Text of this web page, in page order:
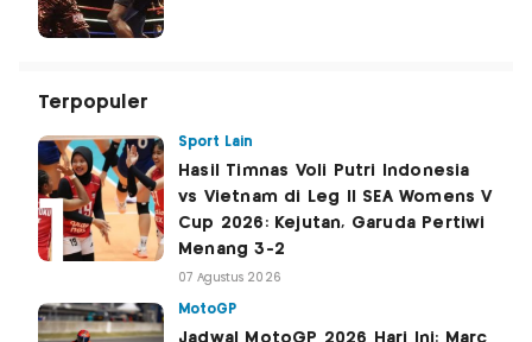
Terpopuler
Sport Lain
Hasil Timnas Voli Putri Indonesia
vs Vietnam di Leg II SEA Womens V
Cup 2026: Kejutan, Garuda Pertiwi
Menang 3-2
07 Agustus 2026
MotoGP
Jadwal MotoGP 2026 Hari Ini: Marc